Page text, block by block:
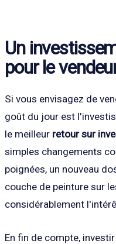
Un
pour le
Si vous envisagez de
goût du jour est
le meilleur retour sur
simples changements
poignées, un nouveau
couche de peinture sur
considérablement
En fin de compte,